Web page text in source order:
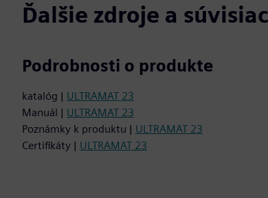
Ďalšie zdroje a
Podrobnosti o produkte
katalóg | ULTRAMAT 23
Manuál | ULTRAMAT 23
Poznámky k produktu | ULTRAMAT 23
Certifikáty | ULTRAMAT 23